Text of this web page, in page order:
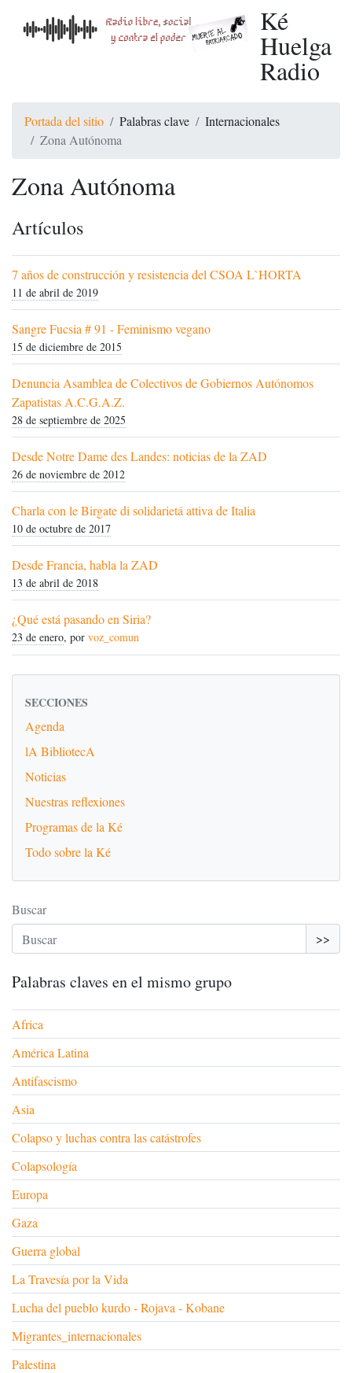
Ké
Huelga
Radio
Portada del sitio Palabras clave
Internacionales
Zona Autónoma
Zona Autónoma
Artículos
7 años de construcción y resistencia del CSOA L`HORTA
11 de abril de 2019
Sangre Fucsia # 91 - Feminismo vegano
15 de diciembre de 2015
Denuncia Asamblea de Colectivos de Gobiernos Autónomos
Zapatistas A.C.G.A.Z.
28 de septiembre de 2025
Desde Notre Dame des Landes: noticias de la ZAD
26 de noviembre de 2012
Charla con le Birgate di solidarietá attiva de Italia
10 de octubre de 2017
Desde Francia, habla la ZAD
13 de abril de 2018
¿Qué está pasando en Siria?
23 de enero, por voz_comun
SECCIONES
Agenda
lA BibliotecA
Noticias
Nuestras reflexiones
Programas de la Ké
Todo sobre la Ké
Buscar
>>
Palabras claves en el mismo grupo
Africa
América Latina
Antifascismo
Asia
Colapso y luchas contra las catástrofes
Colapsología
Europa
Gaza
Guerra global
La Travesía por la Vida
Lucha del pueblo kurdo - Rojava - Kobane
Migrantes_internacionales
Palestina